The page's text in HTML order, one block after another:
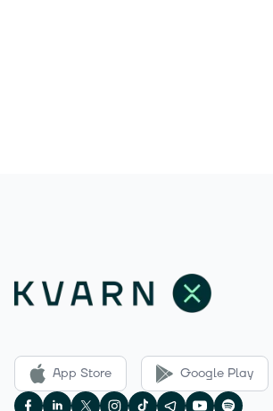
App Store Google Play